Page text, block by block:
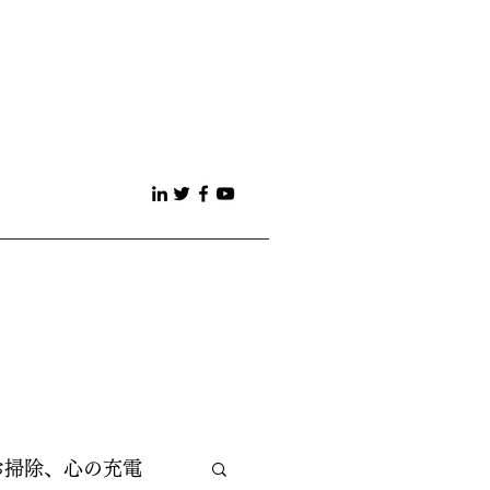
掃除、心の充電